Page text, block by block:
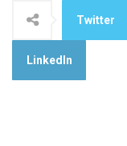
Twitter
LinkedIn